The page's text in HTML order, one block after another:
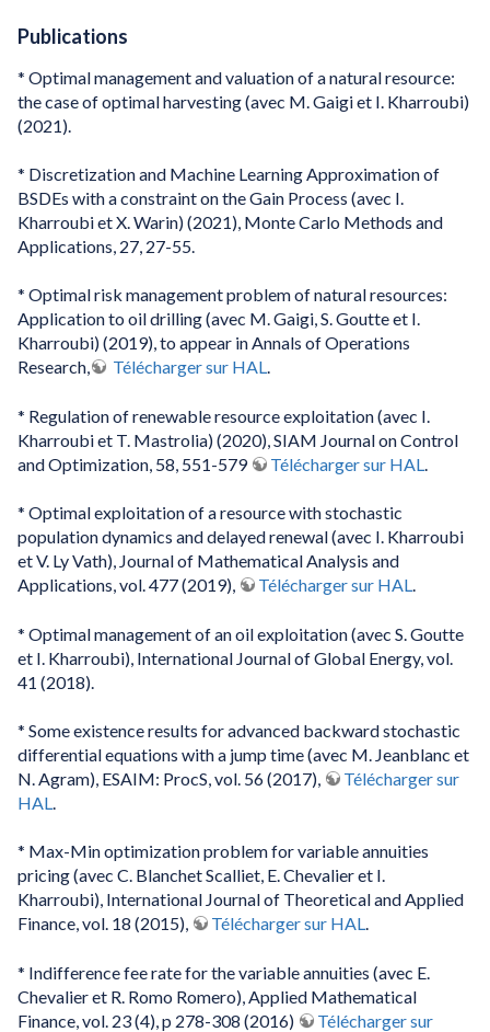
Publications
* Optimal management and valuation of a natural resource:
the case of optimal harvesting (avec M. Gaigi et I. Kharroubi)
(2021).
* Discretization and Machine Learning Approximation of
BSDEs with a constraint on the Gain Process (avec I.
Kharroubi et X. Warin) (2021), Monte Carlo Methods and
Applications, 27, 27-55.
* Optimal risk management problem of natural resources:
Application to oil drilling (avec M. Gaigi, S. Goutte et I.
Kharroubi) (2019), to appear in Annals of Operations
Research,
Télécharger sur HAL.
* Regulation of renewable resource exploitation (avec I.
Kharroubi et T. Mastrolia) (2020), SIAM Journal on Control
and Optimization, 58, 551-579
Télécharger sur HAL.
* Optimal exploitation of a resource with stochastic
population dynamics and delayed renewal (avec I. Kharroubi
et V. Ly Vath), Journal of Mathematical Analysis and
Applications, vol. 477 (2019),
Télécharger sur HAL.
* Optimal management of an oil exploitation (avec S. Goutte
et I. Kharroubi), International Journal of Global Energy, vol.
41 (2018).
* Some existence results for advanced backward stochastic
differential equations with a jump time (avec M. Jeanblanc et
N. Agram), ESAIM: ProcS, vol. 56 (2017),
Télécharger sur
HAL.
* Max-Min optimization problem for variable annuities
pricing (avec C. Blanchet Scalliet, E. Chevalier et I.
Kharroubi), International Journal of Theoretical and Applied
Finance, vol. 18 (2015),
Télécharger sur HAL.
* Indifference fee rate for the variable annuities (avec E.
Chevalier et R. Romo Romero), Applied Mathematical
Finance, vol. 23 (4), p 278-308 (2016)
Télécharger sur